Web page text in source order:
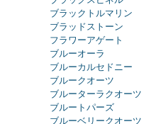
ブラックトルマリン
ブラッドストーン
フラワーアゲート
ブルーオーラ
ブルーカルセドニー
ブルークオーツ
ブルーターラクオーツ
ブルートパーズ
ブルーベリークオーツ